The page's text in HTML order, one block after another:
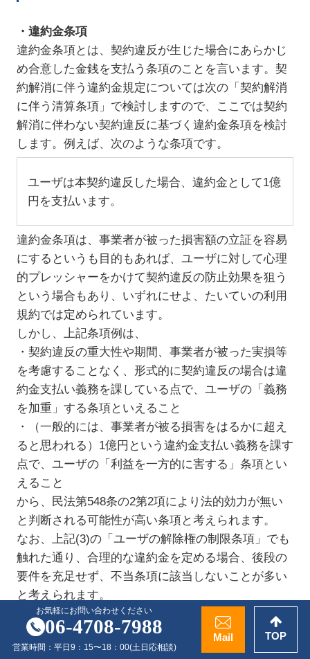
・違約金条項
違約金条項とは、契約違反が生じた場合にあらかじ
め合意した金銭を支払う条項のことを言います。契
約解消に伴う違約金規定については次の「契約解消
に伴う清算条項」で検討しますので、ここでは契約
解消に伴わない契約違反に基づく違約金条項を検討
します。例えば、次のような条項です。
ユーザは本契約違反した場合、違約金として1億
円を支払います。
違約金条項は、事業者が被った損害額の立証を容易
にするというも目的もあれば、ユーザに対して心理
的プレッシャーをかけて契約違反の防止効果を狙う
という場合もあり、いずれにせよ、たいていの利用
規約では定められています。
しかし、上記条項例は、
・契約違反の重大性や期間、事業者が被った実損等
を考慮することなく、形式的に契約違反の場合は違
約金支払い義務を課している点で、ユーザの「義務
を加重」する条項といえること
・（一般的には、事業者が被る損害をはるかに超え
ると思われる）1億円という違約金支払い義務を課す
点で、ユーザの「利益を一方的に害する」条項とい
えること
から、民法第548条の2第2項により法的効力が無い
と判断される可能性が高い条項と考えられます。
なお、上記(3)の「ユーザの解除権の制限条項」でも
触れた通り、合理的な違約金を定める場合、後段の
要件を充足せず、不当条項に該当しないことが多い
と考えられます。
・契約解消に伴う清算条項
契約解消に伴う清算条項とは、契約を解除・解約し
お気軽にお問い合わせください
06-4708-7988
営業時間： 平日9：15〜18：00(土日応相談)
Mail TOP